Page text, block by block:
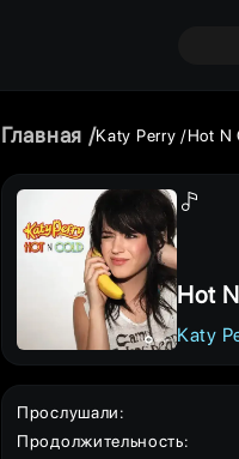
Главная Katy Perry Hot N
Hot
Katy
Прослушали:
Продолжительность: